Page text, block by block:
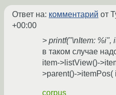
Ответ на: комментарий от
+00:00
> printf("\nItem: %i",
в таком случае
item->listView()-
>parent()->itemPos(
corpus